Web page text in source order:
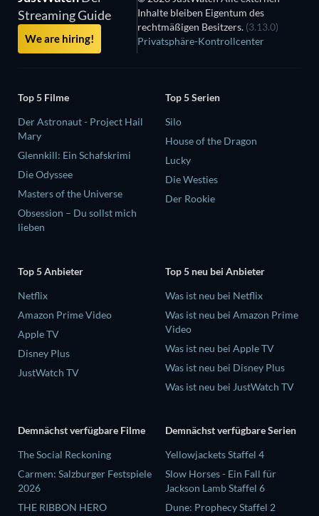
Streaming Guide
We are hiring!
Inhalte bleiben Eigentum des
rechtmäßigen Besitzers. (3.13.0)
Privatsphäre-Kontrollcenter
Top 5 Filme
Der Astronaut - Project Hail
Mary
Glennkill: Ein Schafskrimi
Die Odyssee
Masters of the Universe
Obsession – Du sollst mich
lieben
Top 5 Serien
Silo
House of the Dragon
Lucky
Die Westies
Der Rookie
Top 5 Anbieter
Netflix
Amazon Prime Video
Apple TV
Disney Plus
JustWatch TV
Top 5 neu bei Anbieter
Was ist neu bei Netflix
Was ist neu bei Amazon Prime
Video
Was ist neu bei Apple TV
Was ist neu bei Disney Plus
Was ist neu bei JustWatch TV
Demnächst verfügbare Filme
The Social Reckoning
Carmen: Salzburger Festspiele
2026
THE RIBBON HERO
Demnächst verfügbare Serien
Yellowjackets Staffel 4
Slow Horses - Ein Fall für
Jackson Lamb Staffel 6
Dune: Prophecy Staffel 2